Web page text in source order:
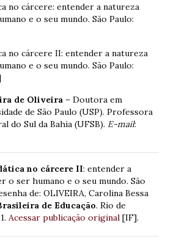
no cárcere: entender a natureza
e o seu mundo. São Paulo:
no cárcere II: entender a natureza
e o seu mundo. São Paulo:
de Oliveira – Doutora em
de São Paulo (USP). Professora
do Sul da Bahia (UFSB). E-mail:
no cárcere II: entender a
o ser humano e o seu mundo. São
de: OLIVEIRA, Carolina Bessa
de Educação. Rio de
Acessar publicação original [IF].